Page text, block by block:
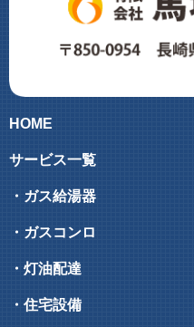
HOME
サービス一覧
・ガス給湯器
・ガスコンロ
・灯油配達
・住宅設備